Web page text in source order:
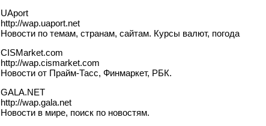
UAport
http://wap.uaport.net
Новости по темам, странам, сайтам. Курсы валют, погода
CISMarket.com
http://wap.cismarket.com
Новости от Прайм-Тасс, Финмаркет, РБК.
GALA.NET
http://wap.gala.net
Новости в мире, поиск по новостям.